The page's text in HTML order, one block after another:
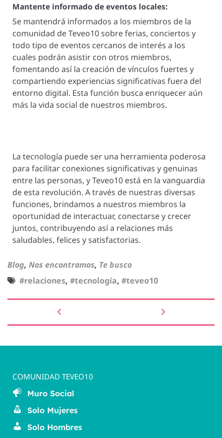
Mantente informado de eventos locales:
Se mantendrá informados a los miembros de la
comunidad de Teveo10 sobre ferias, conciertos y
todo tipo de eventos cercanos de interés a los
cuales podrán asistir con otros miembros,
fomentando así la creación de vínculos fuertes y
compartiendo experiencias significativas fuera del
entorno digital. Esta función busca enriquecer aún
más la vida social de nuestros miembros.
La tecnología puede ser una herramienta poderosa
para facilitar conexiones significativas y genuinas
entre las personas, y Teveo10 está en la vanguardia
de esta revolución. A través de nuestras diversas
funciones, brindamos a nuestros miembros la
oportunidad de interactuar, conectarse y crecer
juntos, contribuyendo así a relaciones más
saludables, felices y satisfactorias.
Blog, Nos encontramos, Te busco
#relaciones, #tecnología, #teveo10
COMUNIDAD TEVEO10
Muro Social
Solo Mujeres
Solo Hombres